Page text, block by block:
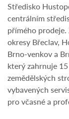
Středisko
centrálním
přímého
okresy Břeclav,
Brno-venkov a
který zahrnuje
zemědělských
vybavených
pro včasné a